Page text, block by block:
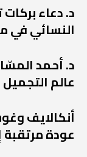
د. دعاء
النسائي في
د. أحمد
عالم التجميل
عودة مرتقبة